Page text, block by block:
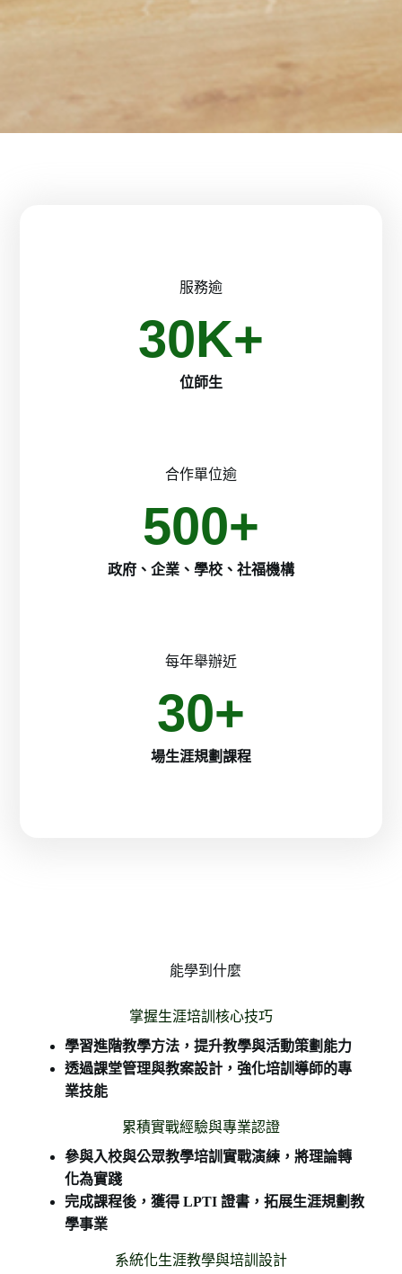
服務逾
位師生
30K+
合作單位逾
政府、企業、學校、社福機構
500+
每年舉辦近
場生涯規劃課程
30+
能學到什麼
掌握生涯培訓核心技巧
學習進階教學方法，提升教學與活動策劃能力
透過課堂管理與教案設計，強化培訓導師的專
業技能
累積實戰經驗與專業認證
參與入校與公眾教學培訓實戰演練，將理論轉
化為實踐
完成課程後，獲得 LPTI 證書，拓展生涯規劃教
學事業
系統化生涯教學與培訓設計